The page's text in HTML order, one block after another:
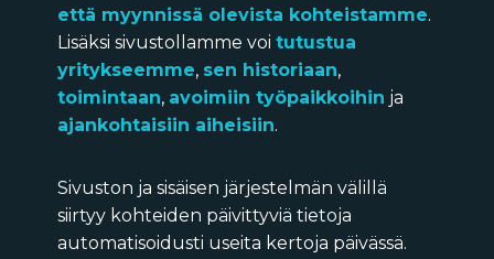
että myynnissä olevista kohteistamme.
Lisäksi sivustollamme voi tutustua
yritykseemme, sen historiaan,
toimintaan, avoimiin työpaikkoihin ja
ajankohtaisiin aiheisiin.
Sivuston ja sisäisen järjestelmän välillä
siirtyy kohteiden päivittyviä tietoja
automatisoidusti useita kertoja päivässä.